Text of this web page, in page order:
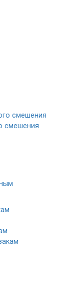
смешения
смешения